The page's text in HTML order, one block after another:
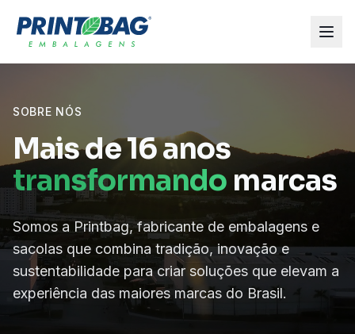
SOBRE NÓS
Mais de 16 anos
transformando marcas
Somos a Printbag, fabricante de embalagens e
sacolas que combina tradição, inovação e
sustentabilidade para criar soluções que elevam a
experiência das maiores marcas do Brasil.